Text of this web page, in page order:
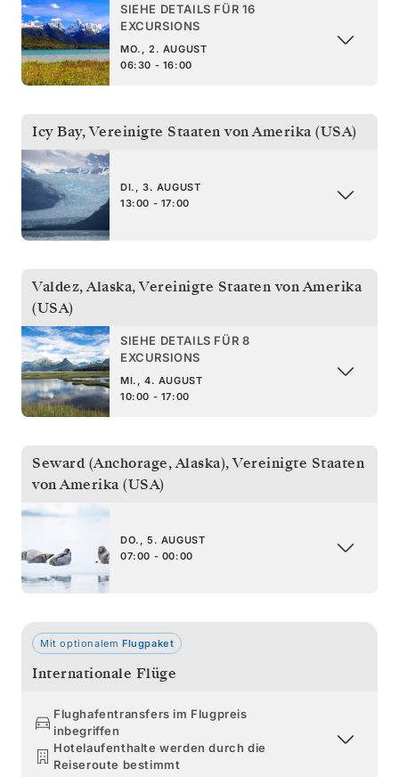
SIEHE DETAILS FÜR 16
EXCURSIONS
MO., 2. AUGUST
06:30 - 16:00
Icy Bay,Vereinigte Staaten von Amerika (USA)
DI., 3. AUGUST
13:00 - 17:00
Valdez, Alaska,Vereinigte Staaten von Amerika
(USA)
SIEHE DETAILS FÜR 8
EXCURSIONS
MI., 4. AUGUST
10:00 - 17:00
Seward (Anchorage, Alaska),Vereinigte Staaten
von Amerika (USA)
DO., 5. AUGUST
07:00 - 00:00
Mit optionalem Flugpaket
Internationale Flüge
Flughafentransfers im Flugpreis
inbegriffen
Hotelaufenthalte werden durch die
Reiseroute bestimmt